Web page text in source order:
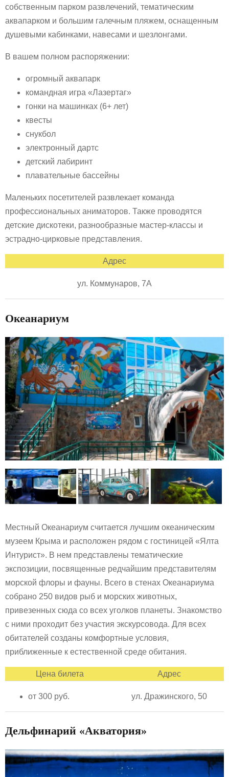
собственным парком развлечений, тематическим
аквапарком и большим галечным пляжем, оснащенным
душевыми кабинками, навесами и шезлонгами.
В вашем полном распоряжении:
огромный аквапарк
командная игра «Лазертаг»
гонки на машинках (6+ лет)
квесты
снукбол
электронный дартс
детский лабиринт
плавательные бассейны
Маленьких посетителей развлекает команда
профессиональных аниматоров. Также проводятся
детские дискотеки, разнообразные мастер-классы и
эстрадно-цирковые представления.
Адрес
ул. Коммунаров, 7А
Океанариум
Местный Океанариум считается лучшим океаническим
музеем Крыма и расположен рядом с гостиницей «Ялта
Интурист». В нем представлены тематические
экспозиции, посвященные редчайшим представителям
морской флоры и фауны. Всего в стенах Океанариума
собрано 250 видов рыб и морских животных,
привезенных сюда со всех уголков планеты. Знакомство
с ними проходит без участия экскурсовода. Для всех
обитателей созданы комфортные условия,
приближенные к естественной среде обитания.
Цена билета Адрес
от 300 руб. ул. Дражинского, 50
Дельфинарий «Акватория»